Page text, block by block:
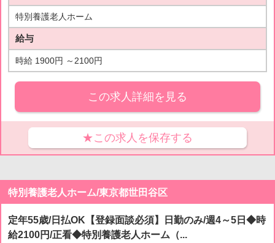
特別養護老人ホーム
給与
時給 1900円 ～2100円
この求人詳細を見る
★この求人を保存する
特別養護老人ホーム/東京都世田谷区
定年55歳/日払OK【登録面談必須】日勤のみ/週4～5日◆時
給2100円/正看◆特別養護老人ホーム（...